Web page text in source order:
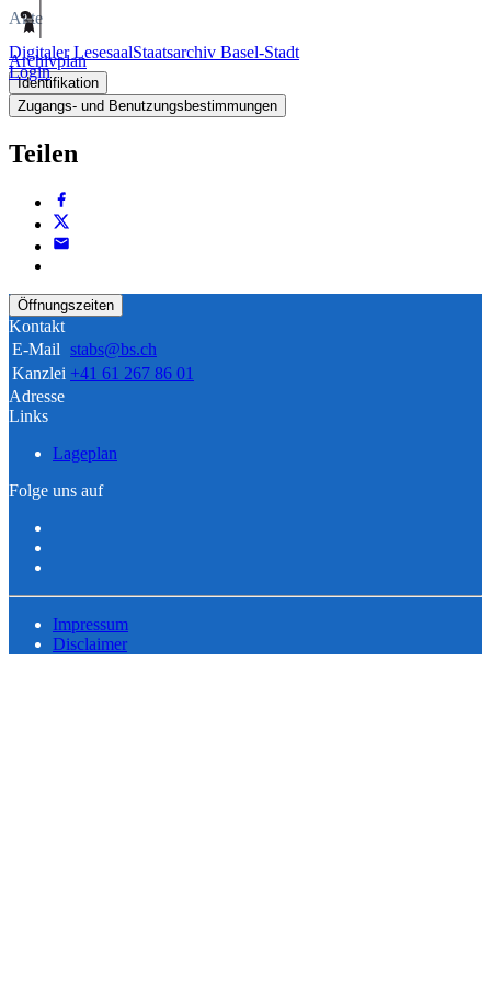
Digitaler LesesaalStaatsarchiv Basel-Stadt
Login
Akte
Archivplan
Identifikation
Zugangs- und Benutzungsbestimmungen
Teilen
Öffnungszeiten
Kontakt
E-Mail stabs@bs.ch
Kanzlei +41 61 267 86 01
Adresse
Links
Lageplan
Folge uns auf
Impressum
Disclaimer